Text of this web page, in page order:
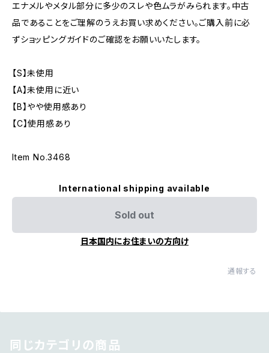
エナメルやメタル部分に多少のスレや色ムラがみられます。中古
品であることをご理解のうえお買い求めください。ご購入前に必
ずショッピングガイドのご確認をお願いいたします。
【S】未使用
【A】未使用に近い
【B】やや使用感あり
【C】使用感あり
Item No.3468
International shipping available
Sold out
日本国内にお住まいの方向け
通報する
同じカテゴリの商品